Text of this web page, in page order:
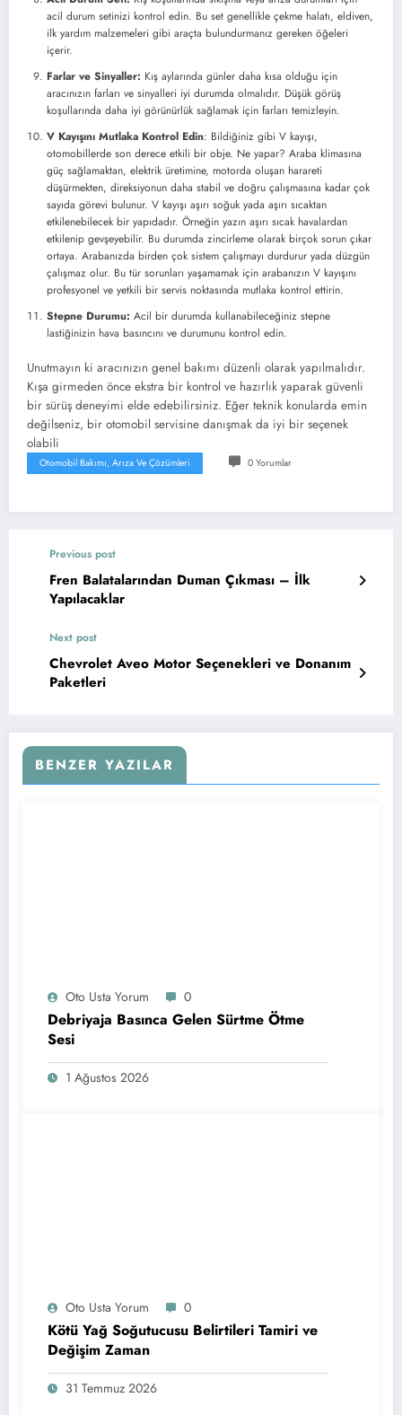
acil durum setinizi kontrol edin. Bu set genellikle çekme halatı, eldiven,
ilk yardım malzemeleri gibi araçta bulundurmanız gereken öğeleri
içerir.
Farlar ve Sinyaller: Kış aylarında günler daha kısa olduğu için
aracınızın farları ve sinyalleri iyi durumda olmalıdır. Düşük görüş
koşullarında daha iyi görünürlük sağlamak için farları temizleyin.
V Kayışını Mutlaka Kontrol Edin: Bildiğiniz gibi V kayışı,
otomobillerde son derece etkili bir obje. Ne yapar? Araba klimasına
güç sağlamaktan, elektrik üretimine, motorda oluşan harareti
düşürmekten, direksiyonun daha stabil ve doğru çalışmasına kadar çok
sayıda görevi bulunur. V kayışı aşırı soğuk yada aşırı sıcaktan
etkilenebilecek bir yapıdadır. Örneğin yazın aşırı sıcak havalardan
etkilenip gevşeyebilir. Bu durumda zincirleme olarak birçok sorun çıkar
ortaya. Arabanızda birden çok sistem çalışmayı durdurur yada düzgün
çalışmaz olur. Bu tür sorunları yaşamamak için arabanızın V kayışını
profesyonel ve yetkili bir servis noktasında mutlaka kontrol ettirin.
Stepne Durumu: Acil bir durumda kullanabileceğiniz stepne
lastiğinizin hava basıncını ve durumunu kontrol edin.
Unutmayın ki aracınızın genel bakımı düzenli olarak yapılmalıdır.
Kışa girmeden önce ekstra bir kontrol ve hazırlık yaparak güvenli
bir sürüş deneyimi elde edebilirsiniz. Eğer teknik konularda emin
değilseniz, bir otomobil servisine danışmak da iyi bir seçenek
olabili
Otomobil Bakımı, Arıza Ve Çözümleri 0 Yorumlar
Previous post
Fren Balatalarından Duman Çıkması – İlk
Yapılacaklar
Next post
Chevrolet Aveo Motor Seçenekleri ve Donanım
Paketleri
BENZER YAZILAR
Oto Usta Yorum 0
Debriyaja Basınca Gelen Sürtme Ötme
Sesi
1 Ağustos 2026
Oto Usta Yorum 0
Kötü Yağ Soğutucusu Belirtileri Tamiri ve
Değişim Zaman
31 Temmuz 2026